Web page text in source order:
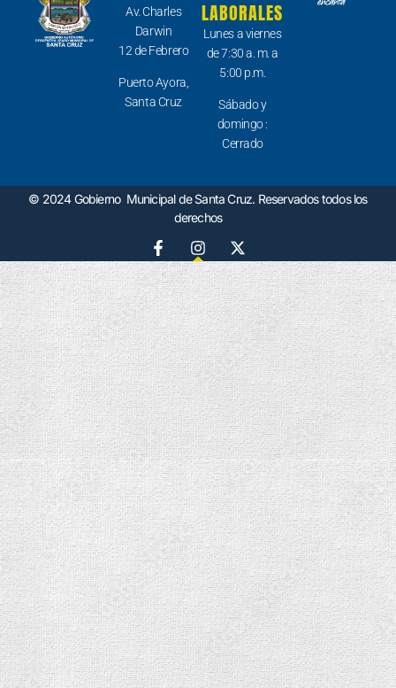
Av. Charles
Darwin
12 de Febrero
Puerto Ayora,
Santa Cruz
LABORALES
Lunes a viernes
de 7:30 a. m. a
5:00 p.m.
Sábado y
domingo :
Cerrado
© 2024 Gobierno Municipal de Santa Cruz. Reservados todos los
derechos